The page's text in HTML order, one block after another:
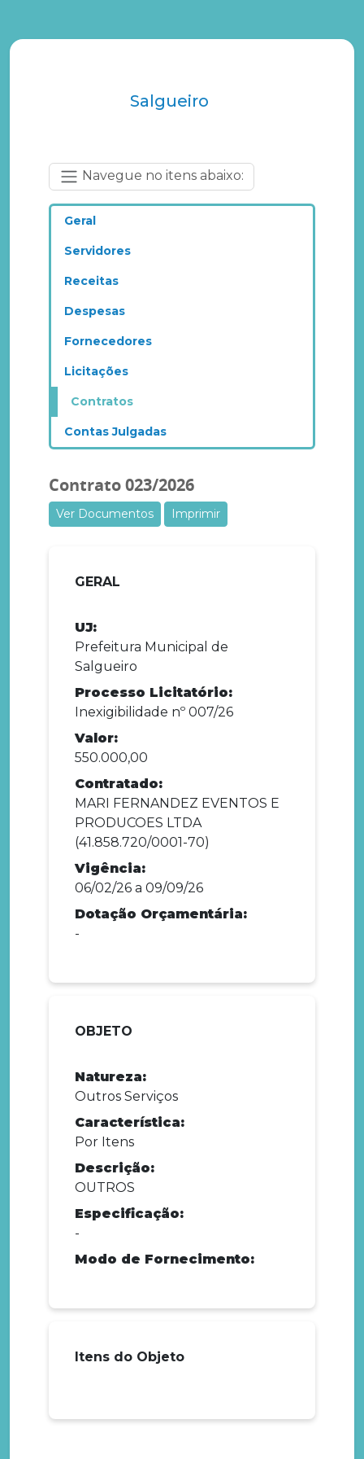
Salgueiro
Navegue no itens abaixo:
Geral
Servidores
Receitas
Despesas
Fornecedores
Licitações
Contratos
Contas Julgadas
Contrato 023/2026
Ver Documentos Imprimir
GERAL
UJ:
Prefeitura Municipal de
Salgueiro
Processo Licitatório:
Inexigibilidade nº 007/26
Valor:
550.000,00
Contratado:
MARI FERNANDEZ EVENTOS E
PRODUCOES LTDA
(41.858.720/0001-70)
Vigência:
06/02/26 a 09/09/26
Dotação Orçamentária:
-
OBJETO
Natureza:
Outros Serviços
Característica:
Por Itens
Descrição:
OUTROS
Especificação:
-
Modo de Fornecimento:
Itens do Objeto